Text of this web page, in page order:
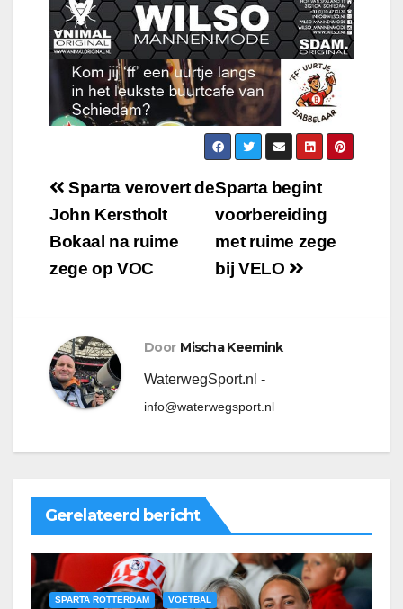
Sparta begint
voorbereiding
met ruime zege
bij VELO
Sparta verovert de
John Kerstholt
Bokaal na ruime
zege op VOC
Door Mischa Keemink
WaterwegSport.nl -
info@waterwegsport.nl
Gerelateerd bericht
SPARTA ROTTERDAM VOETBAL